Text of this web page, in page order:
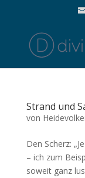
Strand und
von
Den Scherz:
– ich zum
soweit ganz